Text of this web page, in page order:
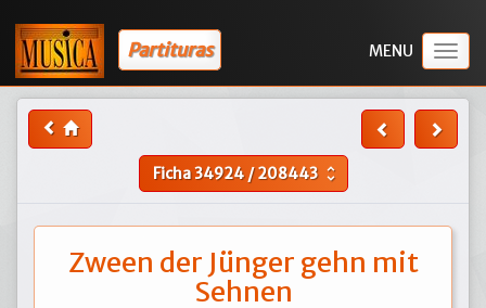
Partituras
Ficha34924/208443 unfold_more
Zween der Jünger gehn mit
Sehnen